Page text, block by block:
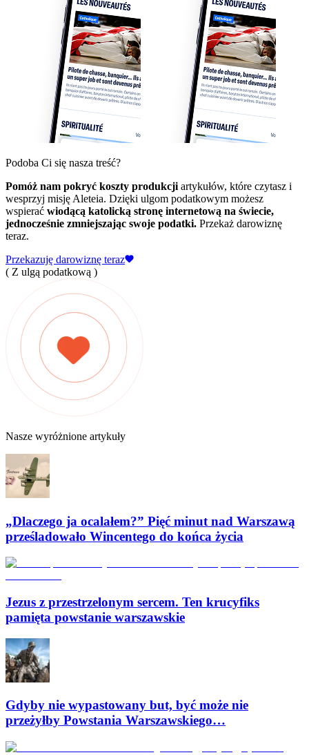
Podoba Ci się nasza treść?
Pomóż nam pokryć koszty produkcji artykułów, które czytasz i
wesprzyj misję Aleteia. Dzięki ulgom podatkowym możesz
wspierać wiodącą katolicką stronę internetową na świecie,
jednocześnie zmniejszając swoje podatki. Przekaż darowiznę
teraz.
Przekazuję darowiznę teraz
( Z ulgą podatkową )
Nasze wyróżnione artykuły
„Dlaczego ja ocalałem?” Pięć minut nad Warszawą
prześladowało Wincentego do końca życia
Jezus z przestrzelonym sercem. Ten krucyfiks
pamięta powstanie warszawskie
Gdyby nie wypastowany but, być może nie
przeżyłby Powstania Warszawskiego…